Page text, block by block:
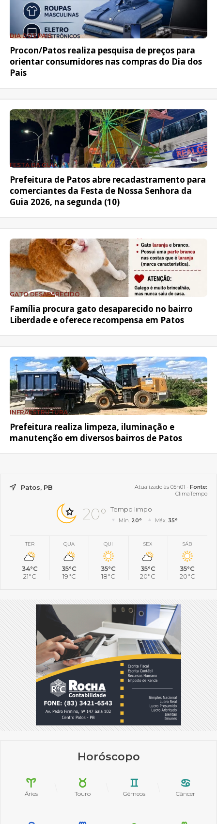
DIA DOS PAIS
Procon/Patos realiza pesquisa de preços para
orientar consumidores nas compras do Dia dos
Pais
FESTA DA GUIA
Prefeitura de Patos abre recadastramento para
comerciantes da Festa de Nossa Senhora da
Guia 2026, na segunda (10)
GATO DESAPARECIDO
Família procura gato desaparecido no bairro
Liberdade e oferece recompensa em Patos
INFRAESTRUTURA
Prefeitura realiza limpeza, iluminação e
manutenção em diversos bairros de Patos
Patos, PB Atualizado às 05h01 - Fonte:
ClimaTempo
20° Tempo limpo
Mín. 20° Máx. 35°
TER
34°C
21°C
QUA
35°C
19°C
QUI
35°C
18°C
SEX
35°C
20°C
SÁB
35°C
20°C
Horóscopo
Áries Touro Gêmeos Câncer